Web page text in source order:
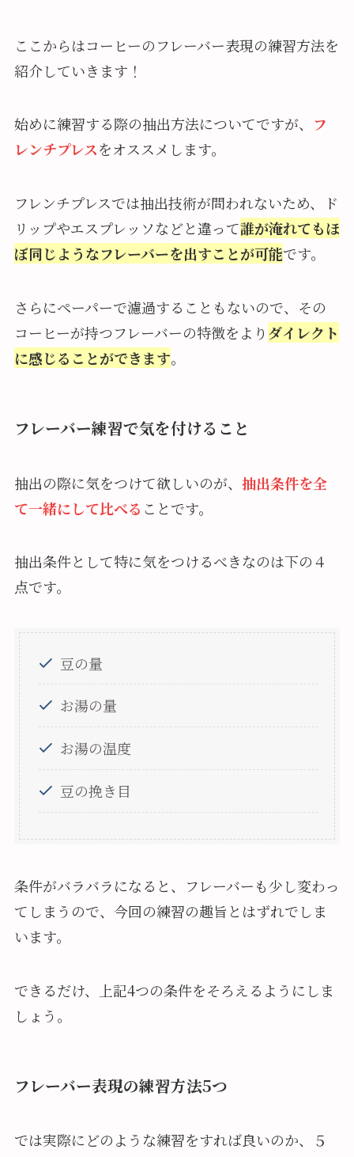
ここからはコーヒーのフレーバー表現の練習方法を
紹介していきます！
始めに練習する際の抽出方法についてですが、
フ
レンチプレスをオススメします。
フレンチプレスでは抽出技術が問われないため、ド
リップやエスプレッソなどと違って誰が淹れてもほ
ぼ同じようなフレーバーを出すことが可能です。
さらにペーパーで濾過することもないので、その
コーヒーが持つフレーバーの特徴をより ダイレクト
に感じることができます。
フレーバー練習で気を付けること
抽出の際に気をつけて欲しいのが、 抽出条件を全
て一緒にして比べる ことです。
抽出条件として特に気をつけるべきなのは下の４
点です。
豆の量
お湯の量
お湯の温度
豆の挽き目
条件がバラバラになると、フレーバーも少し変わっ
てしまうので、今回の練習の趣旨とはずれでしま
います。
できるだけ、上記4つの条件をそろえるようにしま
しょう。
フレーバー表現の練習方法5つ
では実際にどのような練習をすれば良いのか、５